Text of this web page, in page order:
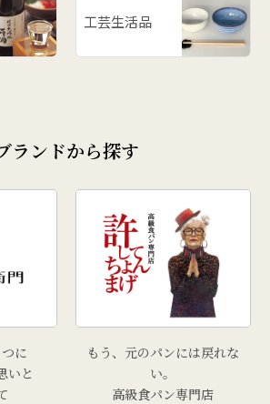
工芸生活品
ランドから探す
に
いと
もう、元のパンには戻れな
い。
高級食パン専門店